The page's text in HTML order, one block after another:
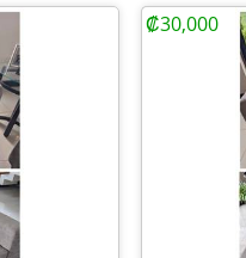
₡30,000